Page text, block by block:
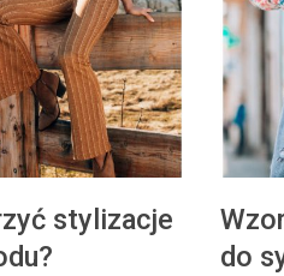
stylizacje
do